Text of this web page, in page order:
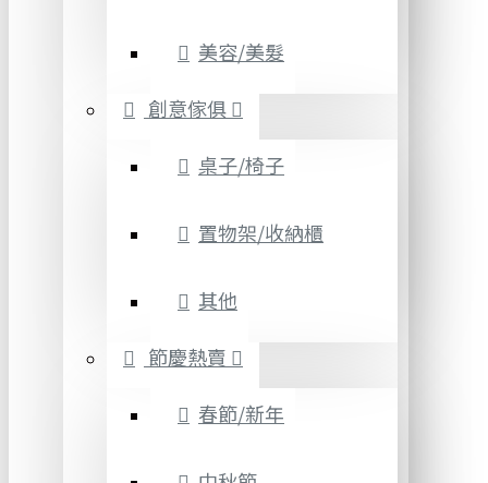
美容/美髮
創意傢俱
桌子/椅子
置物架/收納櫃
其他
節慶熱賣
春節/新年